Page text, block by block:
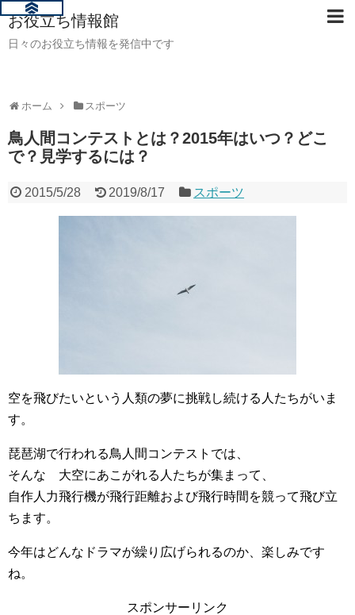
お役立ち情報館
日々のお役立ち情報を発信中です
ホーム スポーツ
鳥人間コンテストとは？2015年はいつ？どこ
で？見学するには？
2015/5/28 2019/8/17 スポーツ
空を飛びたいという人類の夢に挑戦し続ける人たちがいま
す。
琵琶湖で行われる鳥人間コンテストでは、
そんな 大空にあこがれる人たちが集まって、
自作人力飛行機が飛行距離および飛行時間を競って飛び立
ちます。
今年はどんなドラマが繰り広げられるのか、楽しみです
ね。
スポンサーリンク